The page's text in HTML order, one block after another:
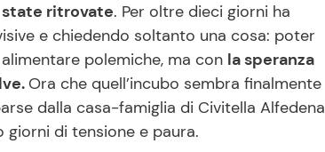
state ritrovate. Per oltre dieci giorni ha
e chiedendo soltanto una cosa: poter
polemiche, ma con la speranza
Ora che quell’incubo sembra finalmente
dalla casa-famiglia di Civitella Alfedena
di tensione e paura.